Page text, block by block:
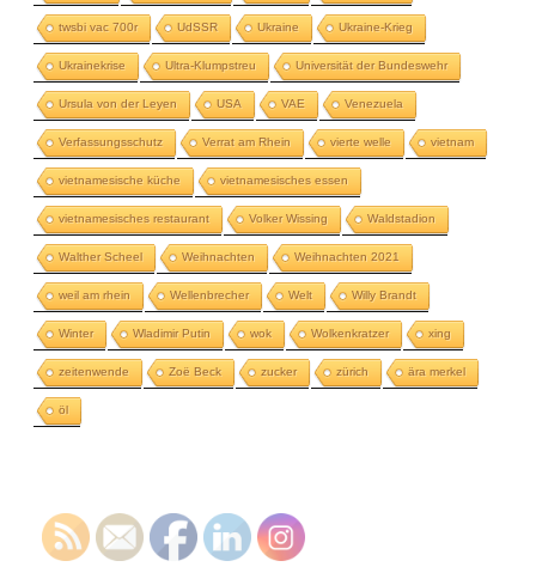
twsbi vac 700r UdSSR Ukraine Ukraine-Krieg
Ukrainekrise Ultra-Klumpstreu Universität der Bundeswehr
Ursula von der Leyen USA VAE Venezuela
Verfassungsschutz Verrat am Rhein vierte welle vietnam
vietnamesische küche vietnamesisches essen
vietnamesisches restaurant Volker Wissing Waldstadion
Walther Scheel Weihnachten Weihnachten 2021
weil am rhein Wellenbrecher Welt Willy Brandt
Winter Wladimir Putin wok Wolkenkratzer xing
zeitenwende Zoë Beck zucker zürich ära merkel
öl